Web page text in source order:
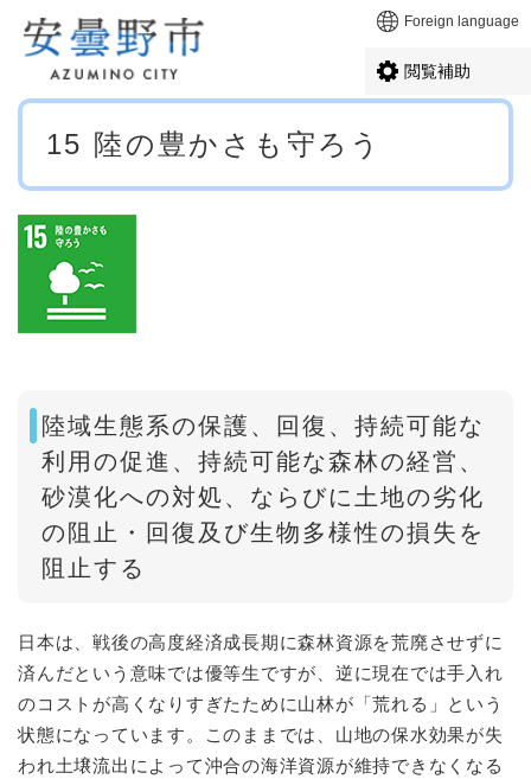
メニューを飛ばして本文へ Foreign language
閲覧補助
本
15 陸の豊かさも守ろう
陸域生態系の保護、回復、持続可能な
利用の促進、持続可能な森林の経営、
砂漠化への対処、ならびに土地の劣化
の阻止・回復及び生物多様性の損失を
阻止する
日本は、戦後の高度経済成長期に森林資源を荒廃させずに
済んだという意味では優等生ですが、逆に現在では手入れ
のコストが高くなりすぎたために山林が「荒れる」という
状態になっています。このままでは、山地の保水効果が失
われ土壌流出によって沖合の海洋資源が維持できなくなる